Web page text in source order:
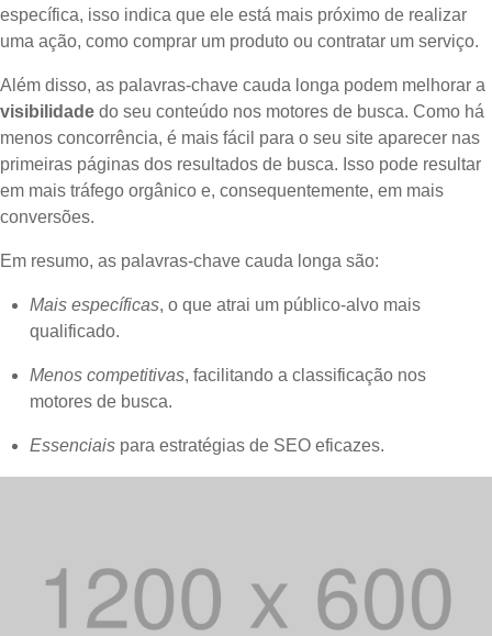
específica, isso indica que ele está mais próximo de realizar
uma ação, como comprar um produto ou contratar um serviço.
Além disso, as palavras-chave cauda longa podem melhorar a
visibilidade do seu conteúdo nos motores de busca. Como há
menos concorrência, é mais fácil para o seu site aparecer nas
primeiras páginas dos resultados de busca. Isso pode resultar
em mais tráfego orgânico e, consequentemente, em mais
conversões.
Em resumo, as palavras-chave cauda longa são:
Mais específicas, o que atrai um público-alvo mais
qualificado.
Menos competitivas, facilitando a classificação nos
motores de busca.
Essenciais para estratégias de SEO eficazes.